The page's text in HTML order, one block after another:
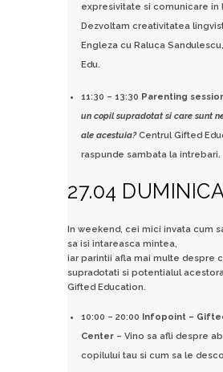
expresivitate si comunicare in
Dezvoltam creativitatea
Engleza cu Raluca
Edu.
11:30 – 13:30 Parenting
un copil supradotat si care sunt
ale acestuia?Centrul Gifted
raspunde sambata la intrebari.
27.04
In weekend, cei mici invata cum
sa isi intareasca mintea,
iar parintii afla mai multe despre
supradotati si potentialul
Gifted Education.
10:00 – 20:00
Infopoint –
Center – Vino sa afli despre
copilului tau si cum sa le